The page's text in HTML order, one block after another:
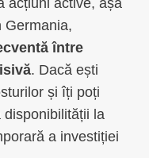
Germania,
între
. Dacă ești
și îți poți
la
a investiției